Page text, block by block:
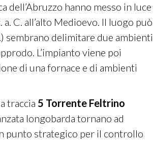
hanno messo in luce
C. all’alto Medioevo. Il luogo può
sembrano delimitare due ambienti
L’impianto viene poi
di una fornace e di ambienti
traccia 5 Torrente Feltrino
longobarda tornano ad
punto strategico per il controllo